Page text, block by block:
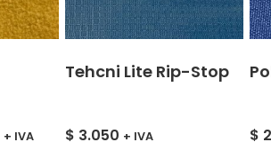
+ IVA
Tehcni Lite Rip-Stop
$ 3.050 + IVA $